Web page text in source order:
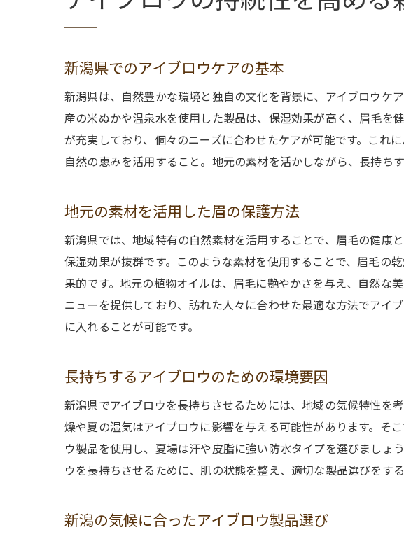
新潟県の自
新潟
地域
自然
伝統
職人
長持
アイ
新潟の
地元
新潟
地域
新潟県でのアイブロウケアの基本
新潟県は、自然豊かな環境と独自の文化を背景に、アイブロウケ
産の米ぬかや温泉水を使用した製品は、保湿効果が高く、眉毛を
が充実しており、個々のニーズに合わせたケアが可能です。これ
自然の恵みを活用すること。地元の素材を活かしながら、長持ち
地元の素材を活用した眉の保護方法
新潟県では、地域特有の自然素材を活用することで、眉毛の健康
保湿効果が抜群です。このような素材を使用することで、眉毛の
果的です。地元の植物オイルは、眉毛に艶やかさを与え、自然な
ニューを提供しており、訪れた人々に合わせた最適な方法でアイ
に入れることが可能です。
長持ちするアイブロウのための環境要因
新潟県でアイブロウを長持ちさせるためには、地域の気候特性を
燥や夏の湿気はアイブロウに影響を与える可能性があります。そ
ウ製品を使用し、夏場は汗や皮脂に強い防水タイプを選びましょ
ウを長持ちさせるために、肌の状態を整え、適切な製品選びをする
新潟の気候に合ったアイブロウ製品選び